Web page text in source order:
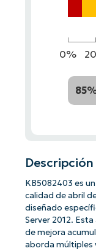
0%
Descripción
KB5082403 es
calidad de abril
diseñado
Server 2012.
de mejora
aborda múltiples